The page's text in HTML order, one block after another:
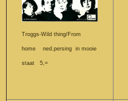
Troggs-Wild thing/From
home ned.persing in mooie
staat 5,=